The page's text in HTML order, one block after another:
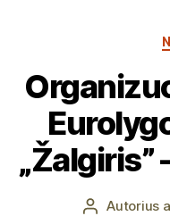
„Žalgiris”
ĮrašoAutorius